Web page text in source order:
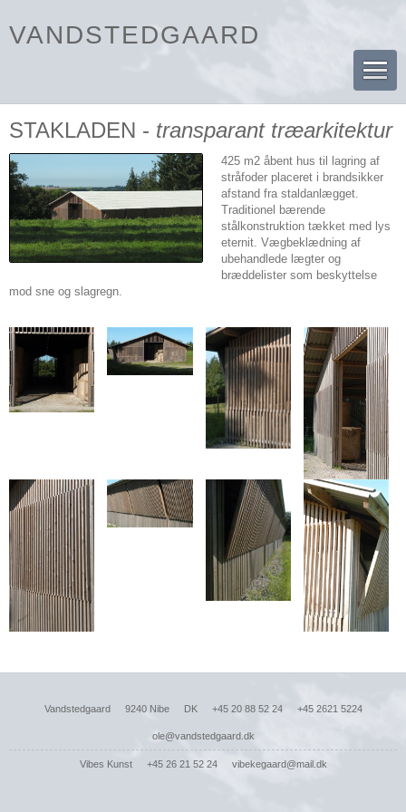
VANDSTEDGAARD
STAKLADEN - transparant træarkitektur
425 m2 åbent hus til lagring af
stråfoder placeret i brandsikker
afstand fra staldanlægget.
Traditionel bærende
stålkonstruktion tækket med lys
eternit. Vægbeklædning af
ubehandlede lægter og
bræddelister som beskyttelse
mod sne og slagregn.
Vandstedgaard 9240 Nibe DK +45 20 88 52 24 +45 2621 5224
ole@vandstedgaard.dk
Vibes Kunst +45 26 21 52 24 vibekegaard@mail.dk